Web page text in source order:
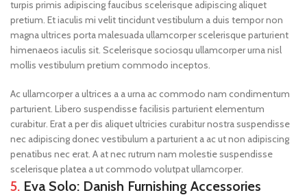
turpis primis adipiscing faucibus scelerisque adipiscing aliquet
pretium. Et iaculis mi velit tincidunt vestibulum a duis tempor non
magna ultrices porta malesuada ullamcorper scelerisque parturient
himenaeos iaculis sit. Scelerisque sociosqu ullamcorper urna nisl
mollis vestibulum pretium commodo inceptos.
Ac ullamcorper a ultrices a a urna ac commodo nam condimentum
parturient. Libero suspendisse facilisis parturient elementum
curabitur. Erat a per dis aliquet ultricies curabitur nostra suspendisse
nec adipiscing donec vestibulum a parturient a ac ut non adipiscing
penatibus nec erat. A at nec rutrum nam molestie suspendisse
scelerisque platea a ut commodo volutpat ullamcorper.
5. Eva Solo: Danish Furnishing Accessories